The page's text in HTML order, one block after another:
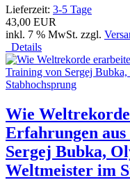
Lieferzeit: 3-5 Tage
43,00 EUR
inkl. 7 % MwSt. zzgl.
Details
Wie
Erfahrungen
Sergej Bubka,
Weltmeister im